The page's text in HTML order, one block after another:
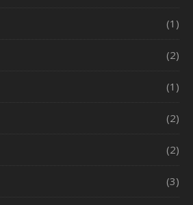
(1)
(2)
(1)
(2)
(2)
(3)